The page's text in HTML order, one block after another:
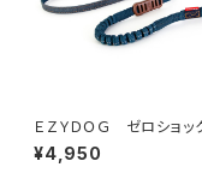
ＥＺＹＤＯＧ ゼロショッ
１２０ｃｍ（デニム＆コーデ
イ）
¥4,950